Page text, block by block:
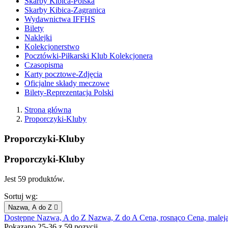
Skarby Kibica-Zagranica
Wydawnictwa IFFHS
Bilety
Naklejki
Kolekcjonerstwo
Pocztówki-Piłkarski Klub Kolekcjonera
Czasopisma
Karty pocztowe-Zdjęcia
Oficjalne składy meczowe
Bilety-Reprezentacja Polski
Strona główna
Proporczyki-Kluby
Proporczyki-Kluby
Proporczyki-Kluby
Jest 59 produktów.
Sortuj wg:
Nazwa, A do Z 
Dostępne Nazwa, A do Z Nazwa, Z do A Cena, rosnąco Cena,